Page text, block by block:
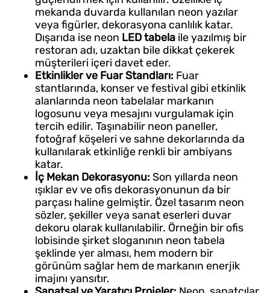
mekanda duvarda kullanılan neon yazılar
veya figürler, dekorasyona canlılık katar.
Dışarıda ise neon LED tabela ile yazılmış bir
restoran adı, uzaktan bile dikkat çekerek
müşterileri içeri davet eder.
Etkinlikler ve Fuar Standları: Fuar
stantlarında, konser ve festival gibi etkinlik
alanlarında neon tabelalar markanın
logosunu veya mesajını vurgulamak için
tercih edilir. Taşınabilir neon paneller,
fotoğraf köşeleri ve sahne dekorlarında da
kullanılarak etkinliğe renkli bir ambiyans
katar.
İç Mekan Dekorasyonu: Son yıllarda neon
ışıklar ev ve ofis dekorasyonunun da bir
parçası haline gelmiştir. Özel tasarım neon
sözler, şekiller veya sanat eserleri duvar
dekoru olarak kullanılabilir. Örneğin bir ofis
lobisinde şirket sloganının neon tabela
şeklinde yer alması, hem modern bir
görünüm sağlar hem de markanın enerjik
imajını yansıtır.